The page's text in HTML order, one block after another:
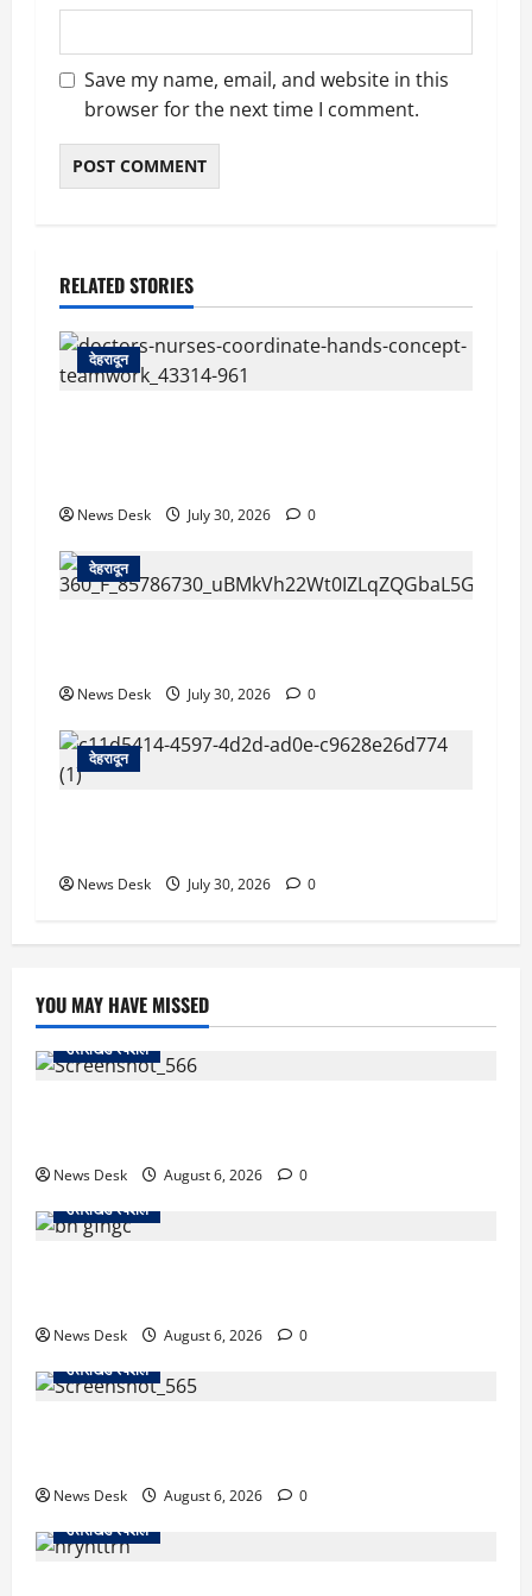
Save my name, email, and website in this
browser for the next time I comment.
RELATED STORIES
देहरादून
News Desk July 30, 2026 0
देहरादून
News Desk July 30, 2026 0
देहरादून
News Desk July 30, 2026 0
YOU MAY HAVE MISSED
उत्तराखंड स्पेशल
News Desk August 6, 2026
0
उत्तराखंड स्पेशल
News Desk August 6, 2026
0
उत्तराखंड स्पेशल
News Desk August 6, 2026
0
उत्तराखंड स्पेशल